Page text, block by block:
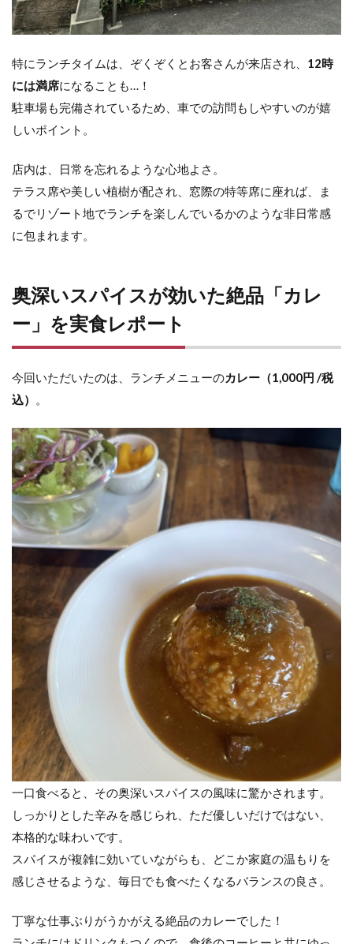
特にランチタイムは、ぞくぞくとお客さんが来店され、 12時
には満席になることも…！
駐車場も完備されているため、車での訪問もしやすいのが嬉
しいポイント。
店内は、日常を忘れるような心地よさ。
テラス席や美しい植樹が配され、窓際の特等席に座れば、ま
るでリゾート地でランチを楽しんでいるかのような非日常感
に包まれます。
奥深いスパイスが効いた絶品「カレ
ー」を実食レポート
今回いただいたのは、ランチメニューのカレー（1,000円 /税
込）
。
一口食べると、その奥深いスパイスの風味に驚かされます。
しっかりとした辛みを感じられ、ただ優しいだけではない、
本格的な味わいです。
スパイスが複雑に効いていながらも、どこか家庭の温もりを
感じさせるような、毎日でも食べたくなるバランスの良さ。
丁寧な仕事ぶりがうかがえる絶品のカレーでした！